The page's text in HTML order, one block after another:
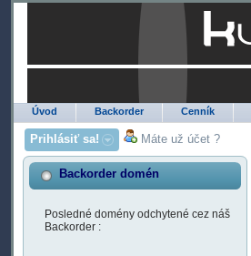
Úvod Backorder Cenník
Prihlásiť sa! Máte už účet ?
Backorder domén
Posledné domény odchytené cez náš
Backorder :